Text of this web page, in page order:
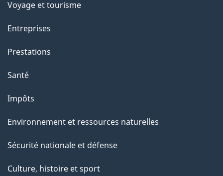
Voyage et tourisme
Entreprises
Prestations
Santé
Impôts
Environnement et ressources naturelles
Sécurité nationale et défense
Culture, histoire et sport